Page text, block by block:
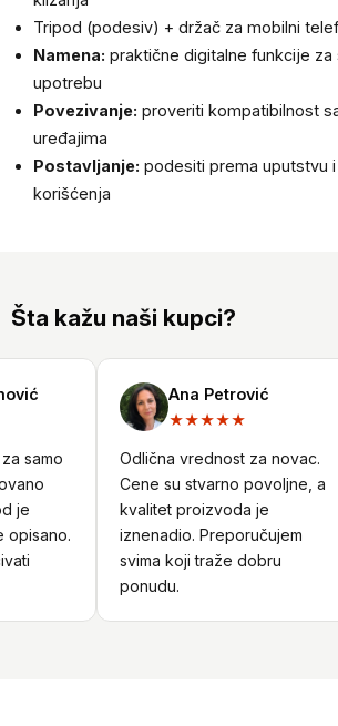
Tripod (podesiv) + držač za mobilni
Namena: praktične digitalne funkcije za
upotrebu
Povezivanje: proveriti kompatibilnost
uređajima
Postavljanje: podesiti prema uputstvu
korišćenja
Šta kažu naši kupci?
samo
je
Ana Petrović
★★★★★
Odlična vrednost za novac.
Cene su stvarno povoljne, a
kvalitet proizvoda je
iznenadio. Preporučujem
svima koji traže dobru
ponudu.